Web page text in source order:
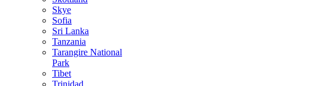
Skye
Sofia
Sri Lanka
Tanzania
Tarangire National
Park
Tibet
Trinidad